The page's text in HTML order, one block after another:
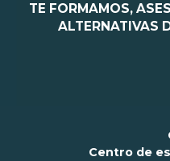
TE FORMAMOS,
ALTERNATIVAS
Centro de